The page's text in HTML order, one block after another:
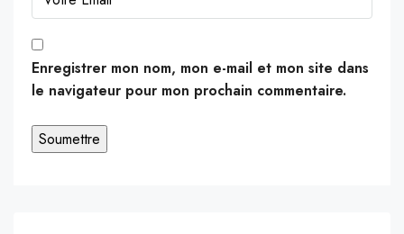
Enregistrer mon nom, mon e-mail et mon site dans
le navigateur pour mon prochain commentaire.